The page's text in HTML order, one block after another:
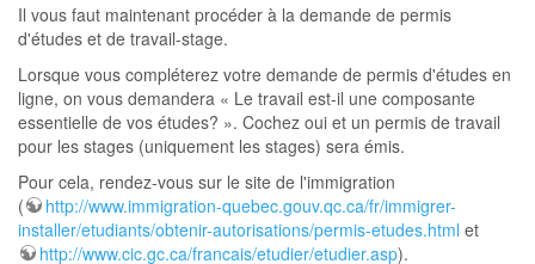
Il vous faut maintenant procéder à la demande de permis
d'études et de travail-stage.
Lorsque vous compléterez votre demande de permis d'études en
ligne, on vous demandera « Le travail est-il une composante
essentielle de vos études? ». Cochez oui et un permis de travail
pour les stages (uniquement les stages) sera émis.
Pour cela, rendez-vous sur le site de l'immigration
(
http://www.immigration-quebec.gouv.qc.ca/fr/immigrer-
installer/etudiants/obtenir-autorisations/permis-etudes.html et
http://www.cic.gc.ca/francais/etudier/etudier.asp).